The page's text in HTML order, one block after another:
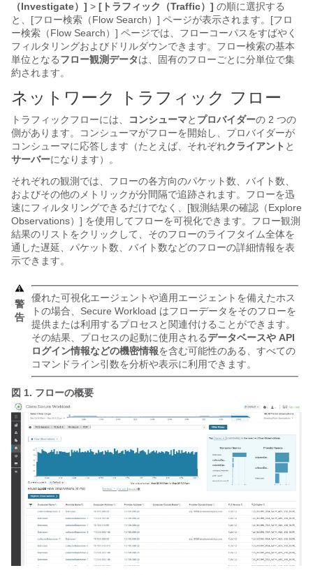
（Investigate）] > [トラフィック（Traffic）] の順に選択する
と、[フロー検索（Flow Search）] ページが表示されます。[フロ
ー検索（Flow Search）] ページでは、フローコーパスをすばやく
フィルタリングおよびドリルダウンできます。フロー検索の基本
単位となるフロー観測データは、固有のフローごとに分単位で集
約されます。
ネットワーク トラフィック フロー
トラフィックフローには、 コンシューマと プロバイダーの 2 つの
側があります。コンシューマがフローを開始し、プロバイダーが
コンシューマに応答します（たとえば、それぞれクライアント と
サーバーになります）。
それぞれの観測では、フローの各方向のパケット数、バイト数、
およびその他のメトリックが分間隔で追跡されます。フローを迅
速にフィルタリングできるだけでなく、[観測結果の確認（Explore
Observations）] を使用してフローを可視化できます。 フロー観測
結果のリストをクリックして、そのフローのライフタイム全体を
通した遅延、パケット数、バイト数などのフローの詳細情報を表
示できます。
警
告
優れた可視化エージェントや適用エージェントを備えたホス
トの場合、 Secure Workload はフローデータをそのフローを
提供または利用するプロセスと関連付けることができます。
その結果、プロセスの起動に使用されるデータベースや API
ログイン情報などの機密情報を含む可能性のある、すべての
コマンドライン引数を分析や表示に利用できます。
図 1. フローの概要